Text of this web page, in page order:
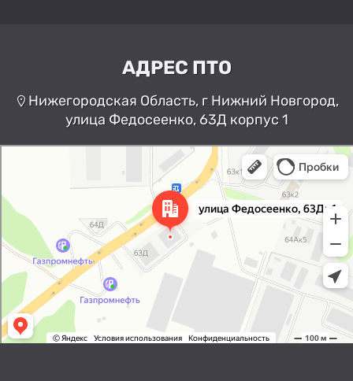
АДРЕС ПТО
Нижегородская Область, г Нижний Новгород,
улица Федосеенко, 63Д корпус 1
Нижний Новгород
Улица Федосеенко, 63Дк1 —
Яндекс Карты